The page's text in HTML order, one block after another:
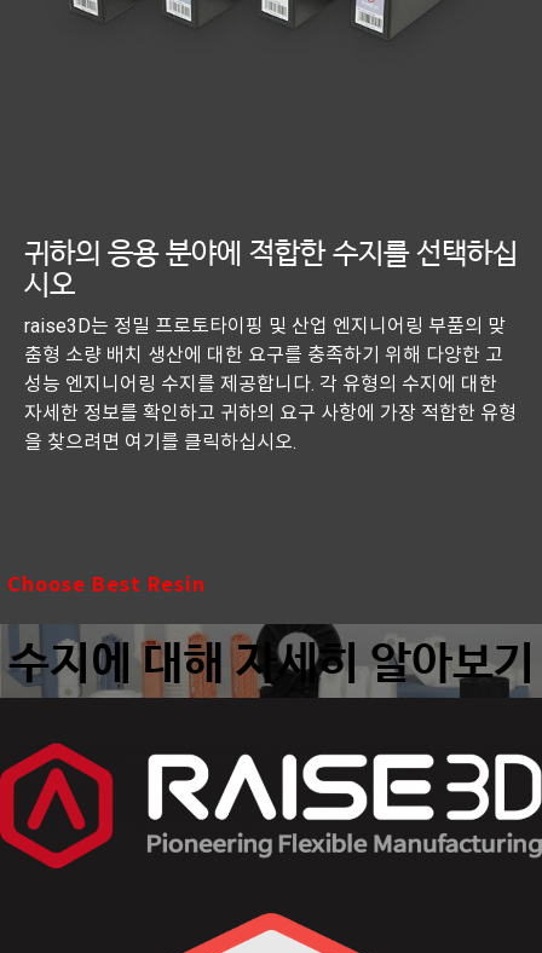
귀하의 응용 분야에 적합한 수지를 선택하십
시오
raise3D는 정밀 프로토타이핑 및 산업 엔지니어링 부품의 맞
춤형 소량 배치 생산에 대한 요구를 충족하기 위해 다양한 고
성능 엔지니어링 수지를 제공합니다. 각 유형의 수지에 대한
자세한 정보를 확인하고 귀하의 요구 사항에 가장 적합한 유형
을 찾으려면 여기를 클릭하십시오.
Choose Best Resin
수지에 대해 자세히 알아보기